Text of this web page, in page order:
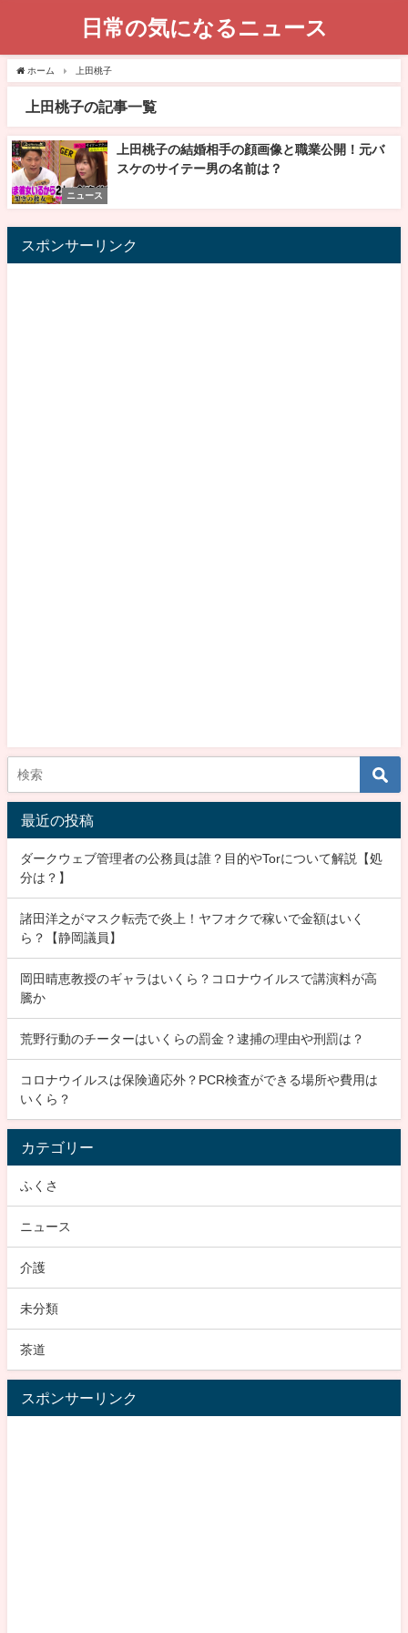
日常の気になるニュース
ホーム 上田桃子
上田桃子の記事一覧
ニュース
上田桃子の結婚相手の顔画像と職業公開！元バ
スケのサイテー男の名前は？
スポンサーリンク
最近の投稿
ダークウェブ管理者の公務員は誰？目的やTorについて解説【処
分は？】
諸田洋之がマスク転売で炎上！ヤフオクで稼いで金額はいく
ら？【静岡議員】
岡田晴恵教授のギャラはいくら？コロナウイルスで講演料が高
騰か
荒野行動のチーターはいくらの罰金？逮捕の理由や刑罰は？
コロナウイルスは保険適応外？PCR検査ができる場所や費用は
いくら？
カテゴリー
ふくさ
ニュース
介護
未分類
茶道
スポンサーリンク